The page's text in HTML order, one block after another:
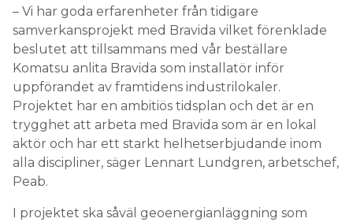
– Vi har goda erfarenheter från tidigare
samverkansprojekt med Bravida vilket förenklade
beslutet att tillsammans med vår beställare
Komatsu anlita Bravida som installatör inför
uppförandet av framtidens industrilokaler.
Projektet har en ambitiös tidsplan och det är en
trygghet att arbeta med Bravida som är en lokal
aktör och har ett starkt helhetserbjudande inom
alla discipliner, säger Lennart Lundgren, arbetschef,
Peab.
I projektet ska såväl geoenergianläggning som